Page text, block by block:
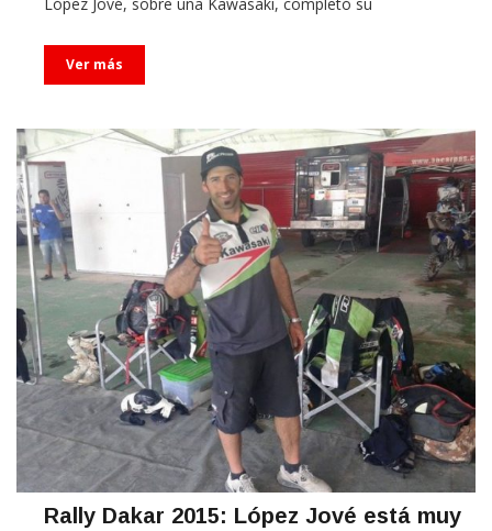
Ver más
Rally Dakar 2015: López Jové está muy